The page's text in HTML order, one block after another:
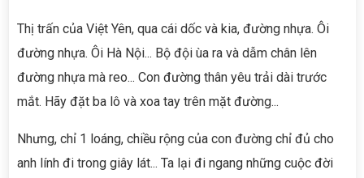
Thị trấn của Việt Yên, qua cái dốc và kia, đường nhựa. Ôi
đường nhựa. Ôi Hà Nội... Bộ đội ùa ra và dẫm chân lên
đường nhựa mà reo... Con đường thân yêu trải dài trước
mắt. Hãy đặt ba lô và xoa tay trên mặt đường...
Nhưng, chỉ 1 loáng, chiều rộng của con đường chỉ đủ cho
anh lính đi trong giây lát... Ta lại đi ngang những cuộc đời